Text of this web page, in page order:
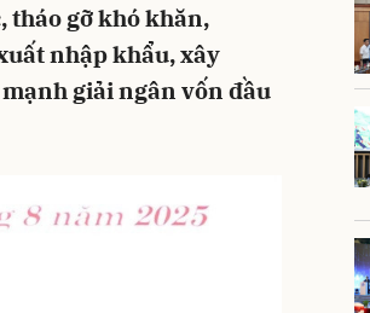
tháo gỡ khó khăn,
nhập khẩu, xây
giải ngân vốn đầu